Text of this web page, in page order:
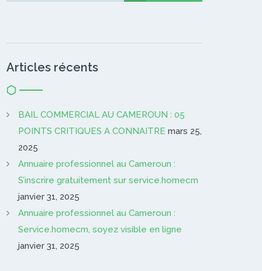
Articles récents
BAIL COMMERCIAL AU CAMEROUN : 05
POINTS CRITIQUES A CONNAITRE mars 25,
2025
Annuaire professionnel au Cameroun :
S’inscrire gratuitement sur service.homecm
janvier 31, 2025
Annuaire professionnel au Cameroun :
Service.homecm, soyez visible en ligne
janvier 31, 2025